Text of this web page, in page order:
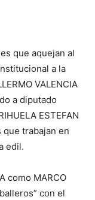
que aquejan al
a la
VALENCIA
a diputado
ESTEFAN
que trabajan en
edil.
como MARCO
con el